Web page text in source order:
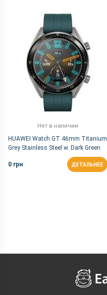
Нет в наличии
HUAWEI Watch GT 46mm Titanium
Grey Stainless Steel w. Dark Green
0 грн
ДЕТАЛЬНЕЕ